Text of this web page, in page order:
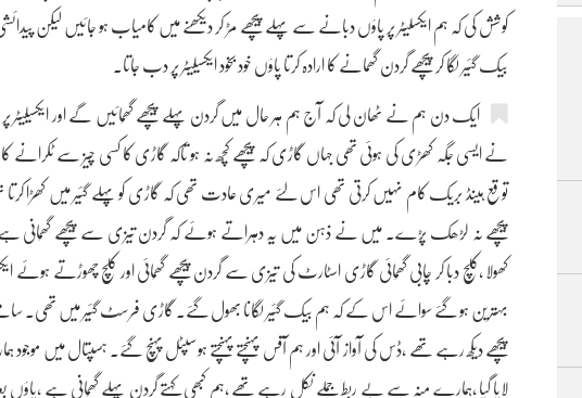
کوشش کی کہ ہم ایکسلیٹر پر پاؤں دبانے سے پہلے پیچھے مڑ کر دیکھنے میں کامیاب ہو جائیں لیکن
بیک گئیر لگا کر پیچھے گردن گھمانے کا ارادہ کرتا پاؤں خود بخود ایکسیلیٹر پر دب جاتا۔
ایک دن ہم نے ٹھان لی کہ آج ہم ہر حال میں گردن پہلے پیچھے گھُمائیں گے اور ایکسیلیٹر
نے ایسی جگہ کھڑی کی ہوئی تھی جہاں گاڑی کہ پیچھے کُچھ نہ ہو تاکہ گاڑی کا کسی چیز سے
توقع ہینڈ بریک کام نہیں کرتی تھی اس لئے میری عادت تھی کہ گاڑی کو پہلے گئیر میں کھڑا
پیچھے نہ لڑھک پڑے۔ میں نے ذہن میں یہ دہراتے ہوئے کہ گردن تیزی سے پیچھے گھُمانی ہے
کھولا ,کلچ دبا کر چابی گھُمائی گاڑی اسٹارٹ کی تیزی سے گردن پیچھے گھُمائی اور کلچ چھوڑتے ہوئے
بہترین ہو گئے سوائے اس کے کہ ہم بیک گئیر لگانا بھول گئے۔ گاڑی فرسٹ گئیر میں تھی۔
پیچھے دیکھ رہے تھے ،ڈس کی آواز آئی اور ہم آفس پہنچتے پہنچتے ہوسپٹل پہنچ گئے۔ ہسپتال میں
لایا گیا ،ہمارے منہ سے بے ربط جملے نکل رہے تھے ،ہم کبھی کہتے گردن پہلے گھُمانی ہے ،پاؤں